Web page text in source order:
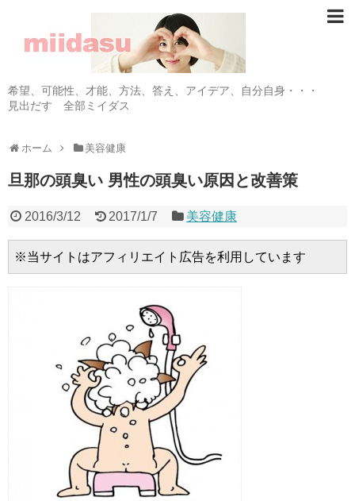
希望、可能性、才能、方法、答え、アイデア、自分自身・・・
見出だす 全部ミイダス
ホーム 美容健康
旦那の頭臭い 男性の頭臭い原因と改善策
2016/3/12 2017/1/7 美容健康
※当サイトはアフィリエイト広告を利用しています